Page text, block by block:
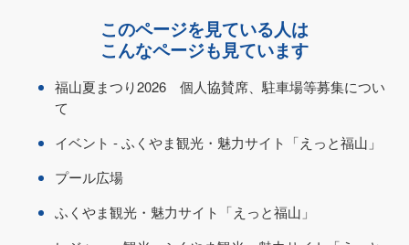
このページを見ている人は
こんなページも見ています
福山夏まつり2026 個人協賛席、駐車場等募集につい
て
イベント - ふくやま観光・魅力サイト「えっと福山」
プール広場
ふくやま観光・魅力サイト「えっと福山」